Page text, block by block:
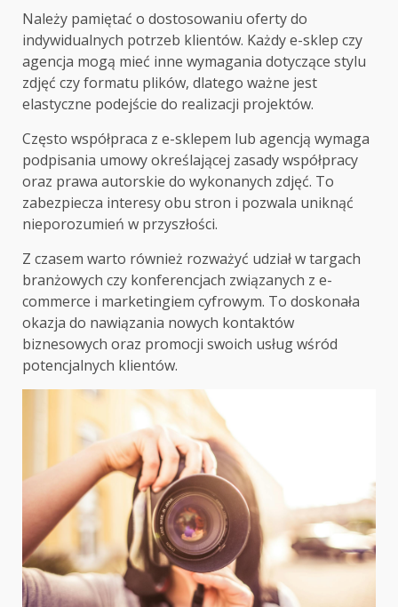
Należy pamiętać o dostosowaniu oferty do
indywidualnych potrzeb klientów. Każdy e-sklep czy
agencja mogą mieć inne wymagania dotyczące stylu
zdjęć czy formatu plików, dlatego ważne jest
elastyczne podejście do realizacji projektów.
Często współpraca z e-sklepem lub agencją wymaga
podpisania umowy określającej zasady współpracy
oraz prawa autorskie do wykonanych zdjęć. To
zabezpiecza interesy obu stron i pozwala uniknąć
nieporozumień w przyszłości.
Z czasem warto również rozważyć udział w targach
branżowych czy konferencjach związanych z e-
commerce i marketingiem cyfrowym. To doskonała
okazja do nawiązania nowych kontaktów
biznesowych oraz promocji swoich usług wśród
potencjalnych klientów.